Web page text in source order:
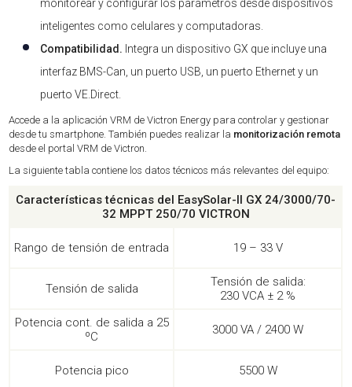
monitorear y configurar los parámetros desde dispositivos
inteligentes como celulares y computadoras.
Compatibilidad. Integra un dispositivo GX que incluye una
interfaz BMS-Can, un puerto USB, un puerto Ethernet y un
puerto VE.Direct.
Accede a la aplicación VRM de Victron Energy para controlar y gestionar
desde tu smartphone. También puedes realizar la monitorización remota
desde el portal VRM de Victron.
La siguiente tabla contiene los datos técnicos más relevantes del equipo:
Características técnicas del EasySolar-II GX 24/3000/70-
32 MPPT 250/70 VICTRON
Rango de tensión de entrada 19 – 33 V
Tensión de salida
Tensión de salida:
230 VCA ± 2 %
Potencia cont. de salida a 25
ºC
3000 VA / 2400 W
Potencia pico 5500 W